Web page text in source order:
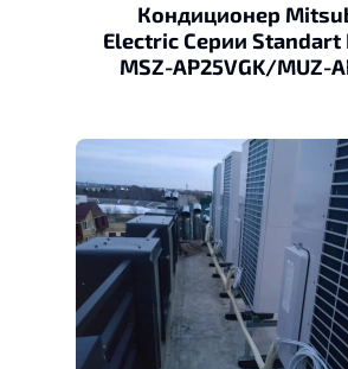
Кондиционер
Electric Серии
MSZ-AP25VGK/MUZ-